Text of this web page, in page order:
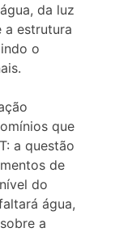
da luz
a estrutura
o
que
a questão
de
do
água,
a